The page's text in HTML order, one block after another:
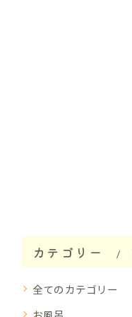
カテゴリー
全てのカテゴリー